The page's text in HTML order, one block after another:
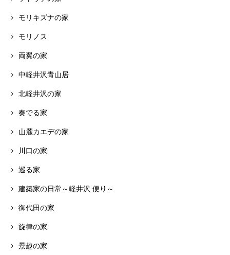
モリキズナの家
モリノス
両翼の家
中軽井沢青山居
北軽井沢の家
奏でる家
山麓カエデの家
川口の家
巡る家
建築家の日常～軽井沢 便り～
御代田の家
旋律の家
景趣の家